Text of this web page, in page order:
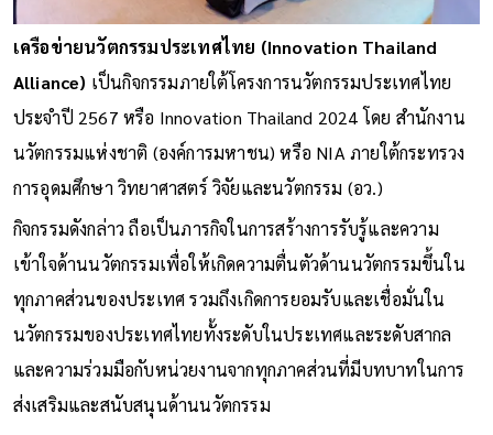
เครือข่ายนวัตกรรมประเทศไทย (Innovation Thailand
Alliance) เป็นกิจกรรมภายใต้โครงการนวัตกรรมประเทศไทย
ประจำปี 2567 หรือ Innovation Thailand 2024 โดย สำนักงาน
นวัตกรรมแห่งชาติ (องค์การมหาชน) หรือ NIA ภายใต้กระทรวง
การอุดมศึกษา วิทยาศาสตร์ วิจัยและนวัตกรรม (อว.)
กิจกรรมดังกล่าว ถือเป็นภารกิจในการสร้างการรับรู้และความ
เข้าใจด้านนวัตกรรมเพื่อให้เกิดความตื่นตัวด้านนวัตกรรมขึ้นใน
ทุกภาคส่วนของประเทศ รวมถึงเกิดการยอมรับและเชื่อมั่นใน
นวัตกรรมของประเทศไทยทั้งระดับในประเทศและระดับสากล
และความร่วมมือกับหน่วยงานจากทุกภาคส่วนที่มีบทบาทในการ
ส่งเสริมและสนับสนุนด้านนวัตกรรม